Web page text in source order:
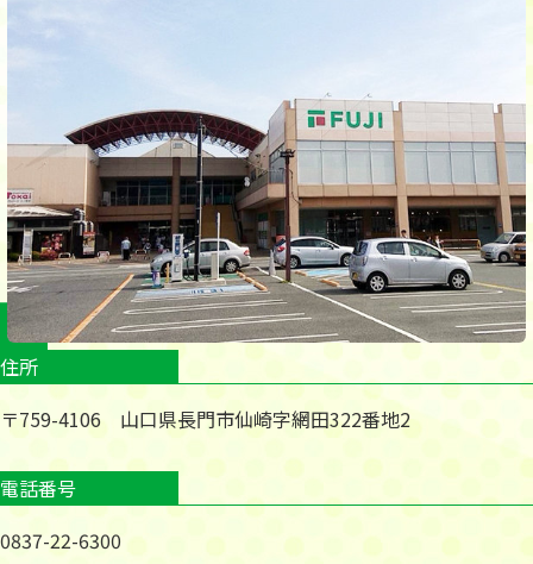
住所
〒759-4106 山口県長門市仙崎字網田322番地2
電話番号
0837-22-6300